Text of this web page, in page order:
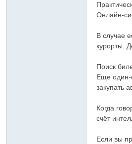
Онлайн-
В случае
курорты.
Поиск
Еще один-
закупать
Когда
счёт
Если вы